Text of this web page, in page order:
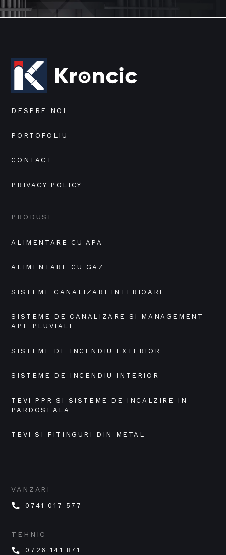
DESPRE NOI
PORTOFOLIU
CONTACT
PRIVACY POLICY
PRODUSE
ALIMENTARE CU APA
ALIMENTARE CU GAZ
SISTEME CANALIZARI INTERIOARE
SISTEME DE CANALIZARE SI MANAGEMENT
APE PLUVIALE
SISTEME DE INCENDIU EXTERIOR
SISTEME DE INCENDIU INTERIOR
TEVI PPR SI SISTEME DE INCALZIRE IN
PARDOSEALA
TEVI SI FITINGURI DIN METAL
VANZARI
0741 017 577
TEHNIC
0726 141 871